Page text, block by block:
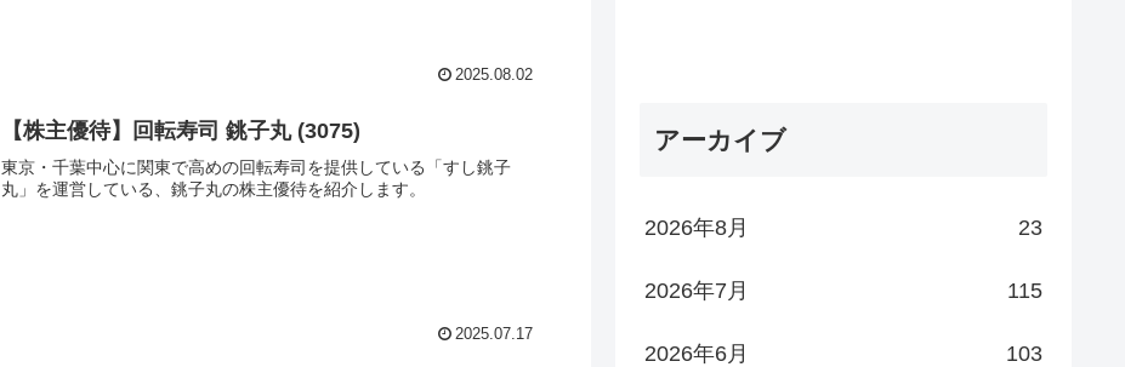
2025.08.02
【株主優待】回転寿司 銚子丸 (3075)
東京・千葉中心に関東で高めの回転寿司を提供している「すし銚子
丸」を運営している、銚子丸の株主優待を紹介します。
2025.07.17
アーカイブ
2026年8月 23
2026年7月 115
2026年6月 103